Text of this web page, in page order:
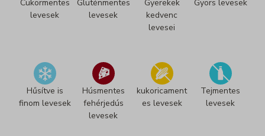
Cukormentes
levesek
Gluténmentes
levesek
Gyerekek
kedvenc
levesei
Gyors levesek
Hűsítve is
finom levesek
Húsmentes
fehérjedús
levesek
kukoricament
es levesek
Tejmentes
levesek